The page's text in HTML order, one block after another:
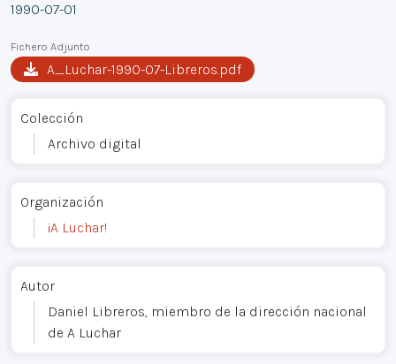
1990-07-01
Fichero Adjunto
A_Luchar-1990-07-Libreros.pdf
Colección
Archivo digital
Organización
¡A Luchar!
Autor
Daniel Libreros, miembro de la dirección nacional
de A Luchar